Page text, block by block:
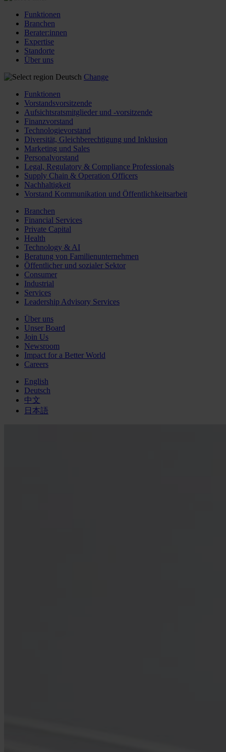
Funktionen
Branchen
Berater:innen
Expertise
Standorte
Über uns
Deutsch Change
Funktionen
Vorstandsvorsitzende
Aufsichtsratsmitglieder und -vorsitzende
Finanzvorstand
Technologievorstand
Diversität, Gleichberechtigung und Inklusion
Marketing und Sales
Personalvorstand
Legal, Regulatory & Compliance Professionals
Supply Chain & Operation Officers
Nachhaltigkeit
Vorstand Kommunikation und Öffentlichkeitsarbeit
Branchen
Financial Services
Private Capital
Health
Technology & AI
Beratung von Familienunternehmen
Öffentlicher und sozialer Sektor
Consumer
Industrial
Services
Leadership Advisory Services
Über uns
Unser Board
Join Us
Newsroom
Impact for a Better World
Careers
English
Deutsch
中文
日本語